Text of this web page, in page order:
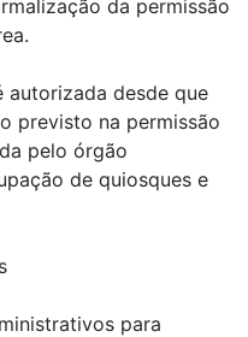
da permissão
autorizada desde que
previsto na permissão
pelo órgão
de quiosques e
para